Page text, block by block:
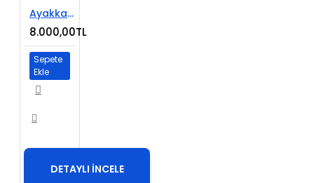
Ayakkabı Satışı E-Ticaret Web Sitesi
8.000,00TL
Sepete
Ekle
DETAYLI İNCELE